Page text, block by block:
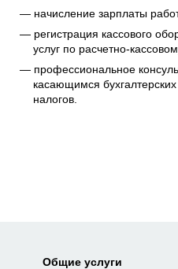
начисление зарплаты
регистрация кассового
услуг по расчетно-
профессиональное
касающимся
налогов.
Общие услуги